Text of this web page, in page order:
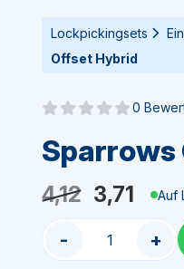
Lockpickingsets
Offset Hybrid
Noch keine
0
4,12
Preis
war:
3,71
Preis
ist:
Auf
- +